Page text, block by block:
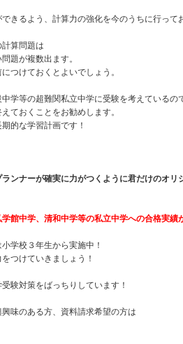
きるよう、計算力の強化を今のうちに行って
算問題は
題が複数出ます。
つけておくとよいでしょう。
学等の超難関私立中学に受験を考えているの
ておくことをお勧めします。
的な学習計画です！
ランナーが確実に力がつくように君だけのオ
館中学、清和中学等の私立中学への合格実績
学校３年生から実施中！
つけていきましょう！
験対策をばっちりしています！
味のある方、資料請求希望の方は